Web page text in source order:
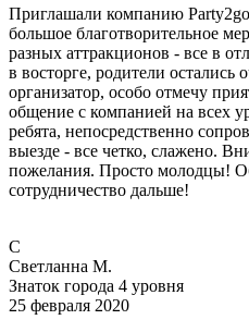
Приглашали компанию Party2go
большое благотворительное
разных аттракционов - все в
в восторге, родители остались
организатор, особо отмечу
общение с компанией на всех
ребята, непосредственно
выезде - все четко, слажено.
пожелания. Просто молодцы!
сотрудничество дальше!
С
Светланна М.
Знаток города 4 уровня
25 февраля 2020